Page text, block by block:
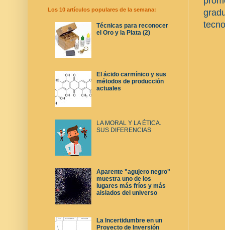
Los 10 artículos populares de la semana:
Técnicas para reconocer
el Oro y la Plata (2)
El ácido carmínico y sus
métodos de producción
actuales
LA MORAL Y LA ÉTICA.
SUS DIFERENCIAS
Aparente "agujero negro"
muestra uno de los
lugares más fríos y más
aislados del universo
La Incertidumbre en un
Proyecto de Inversión